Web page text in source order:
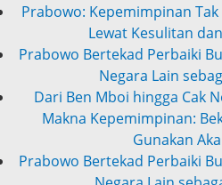
Prabowo Bertekad Perbaiki
Negara Lain
Dari Ben Mboi hingga Cak
Makna Kepemimpinan:
Gunakan
Prabowo Bertekad Perbaiki
Negara Lain
Prabowo: Pemerintah Bangun